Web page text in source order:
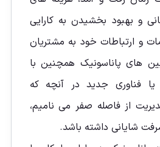
و بهبود بخشیدن به کارایی
و ارتباطات خود به مشتریان
های پاناسونیک همچنین با
یا فناوری جدید در آنچه که
از فاصله صفر می نامیم،
شایانی داشته باشد.